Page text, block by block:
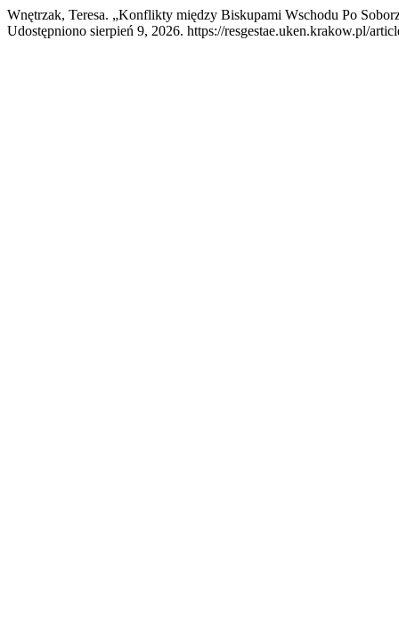
Wnętrzak, Teresa. „Konflikty między Biskupami Wschodu Po
Udostępniono sierpień 9, 2026. https://resgestae.uken.krakow.pl/